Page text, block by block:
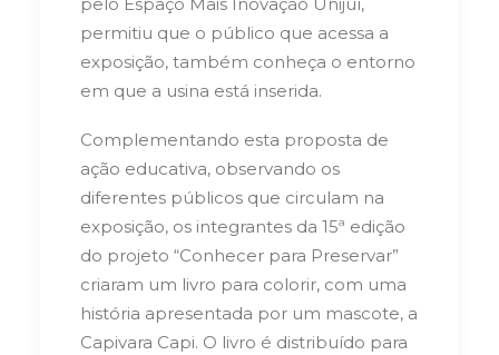
permitiu que o público que acessa a
exposição, também conheça o entorno
em que a usina está inserida.
Complementando esta proposta de
ação educativa, observando os
diferentes públicos que circulam na
exposição, os integrantes da 15ª edição
do projeto “Conhecer para Preservar”
criaram um livro para colorir, com uma
história apresentada por um mascote, a
Capivara Capi. O livro é distribuído para